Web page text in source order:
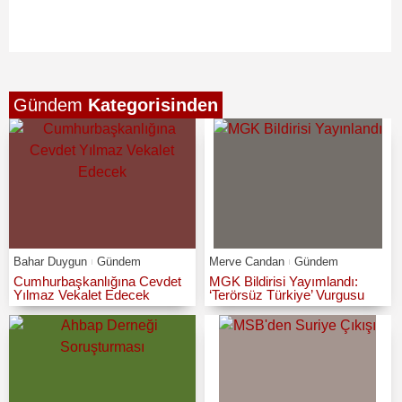
Gündem Kategorisinden
Bahar Duygun Gündem
Cumhurbaşkanlığına Cevdet
Yılmaz Vekalet Edecek
Merve Candan Gündem
MGK Bildirisi Yayımlandı:
‘Terörsüz Türkiye’ Vurgusu